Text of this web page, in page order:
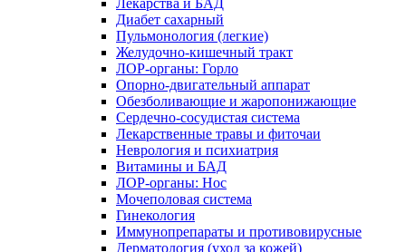
Лекарства и БАД
Диабет сахарный
Пульмонология (легкие)
Желудочно-кишечный тракт
ЛОР-органы: Горло
Опорно-двигательный аппарат
Обезболивающие и жаропонижающие
Сердечно-сосудистая система
Лекарственные травы и фиточаи
Неврология и психиатрия
Витамины и БАД
ЛОР-органы: Нос
Мочеполовая система
Гинекология
Иммунопрепараты и противовирусные
Дерматология (уход за кожей)